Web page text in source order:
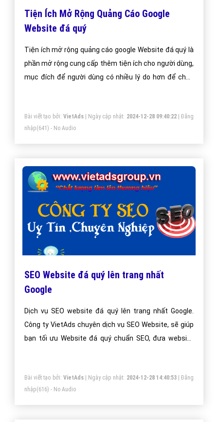
Tiện Ích Mở Rộng Quảng Cáo Google
Website đá quý
Tiện ích mở rộng quảng cáo google Website đá quý là
phần mở rộng cung cấp thêm tiện ích cho người dùng,
mục đích để người dùng có nhiều lý do hơn để chọn
Bài viết tạo bởi: VietAds| Ngày cập nhật: 2024-12-28 09:40:22|Đăng
nhập(641) - No Audio
SEO Website đá quý lên trang nhất
Google
Dịch vụ SEO website đá quý lên trang nhất Google.
Công ty VietAds chuyên dịch vụ SEO Website, sẽ giúp
bạn tối ưu Website đá quý chuẩn SEO, đưa website
Bài viết tạo bởi: VietAds| Ngày cập nhật: 2024-12-28 14:40:53|Đăng
nhập(616) - No Audio